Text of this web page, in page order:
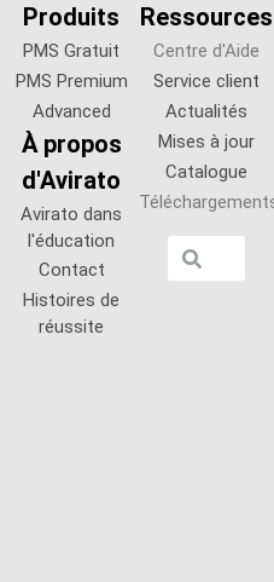
Produits
PMS Gratuit
PMS Premium
Advanced
À propos
d'Avirato
Avirato dans
l'éducation
Contact
Histoires de
réussite
Ressources
Centre d'Aide
Service client
Actualités
Mises à jour
Catalogue